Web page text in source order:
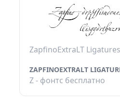
ZapfinoExtraLT Ligatures
ZAPFINOEXTRALT
Z - фонтс бесплатно